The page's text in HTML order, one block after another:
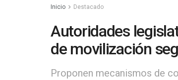
Inicio Destacado
Autoridades
de movilización
Proponen mecanismos de